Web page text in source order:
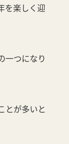
を楽しく迎
一つになり
とが多いと